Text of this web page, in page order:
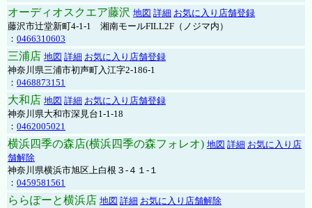
オーディオスクエア藤沢 地図 詳細 お気に入り店舗登録
藤沢市辻堂新町4-1-1 湘南モールFILL2F（ノジマ内）
： 0466310603
三浦店 地図 詳細 お気に入り店舗登録
神奈川県三浦市初声町入江字2-186-1
： 0468873151
大和店 地図 詳細 お気に入り店舗登録
神奈川県大和市深見台1-1-18
： 0462005021
横浜四季の森店(横浜四季の森フォレオ) 地図 詳細 お気に入り店
舗解除
神奈川県横浜市旭区上白根３-４１-１
： 0459581561
ららぽーと横浜店 地図 詳細 お気に入り店舗解除